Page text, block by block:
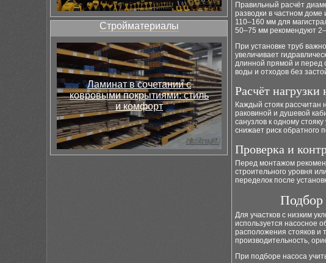
Стройматериалы
Ламинат в сочетании с
ковровыми покрытиями: стиль
и комфорт
Правильный расчёт
разводки в частном
110–160 мм для
50–75 мм рекомендуют
При установке труб
увеличивает
длинной прямой и перед
воды и отходов без
Расчёт нагрузки
Каждый стояк рассчитан
раковиной и душевой
санузлов к одному
снижает риск обратного
Проверка и
Перед монтажом
строительного уровня
переделок после
Подбор
Для участков с низким
используется насосное
расположения стояков и
производительность,
При подборе насоса